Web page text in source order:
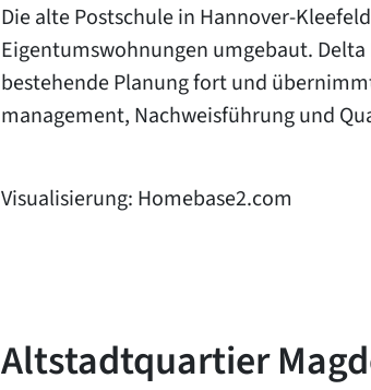
Die alte Postschule in Hannover-
Eigentumswohnungen umgebaut.
bestehende Planung fort und
management, Nachweisführung und
Visualisierung: Homebase2.com
Altstadtquartier